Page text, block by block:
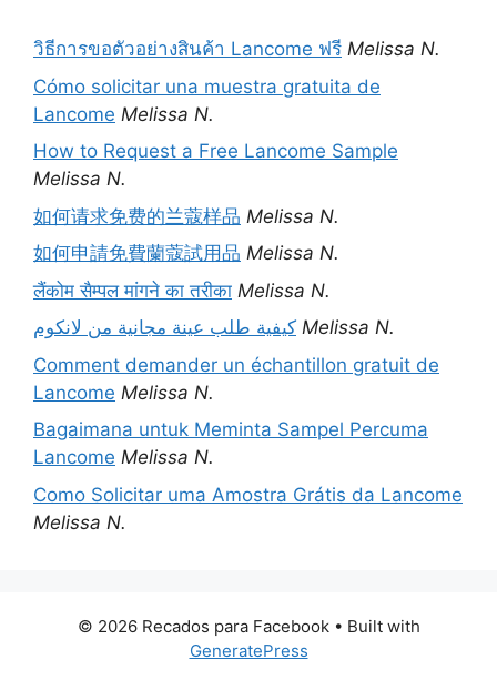
วิธีการขอตัวอย่างสินค้า Lancome ฟรี Melissa N.
Cómo solicitar una muestra gratuita de
Lancome Melissa N.
How to Request a Free Lancome Sample
Melissa N.
如何请求免费的兰蔻样品 Melissa N.
如何申請免費蘭蔻試用品 Melissa N.
लैंकोम सैम्पल मांगने का तरीका Melissa N.
كيفية طلب عينة مجانية من لانكوم Melissa N.
Comment demander un échantillon gratuit de
Lancome Melissa N.
Bagaimana untuk Meminta Sampel Percuma
Lancome Melissa N.
Como Solicitar uma Amostra Grátis da Lancome
Melissa N.
© 2026 Recados para Facebook• Built with
GeneratePress